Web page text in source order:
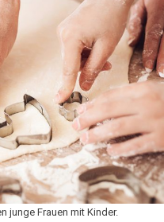
junge Frauen mit Kinder.